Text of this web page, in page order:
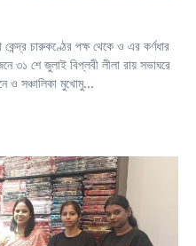
কেন্দ্র চারুকণ্ঠের পক্ষ থেকে ও এর কর্ণধার
৩১ শে জুলাই বিপ্লবী লীলা রায় সভাঘরে
ও সঞ্চালিকা মুখোমু...